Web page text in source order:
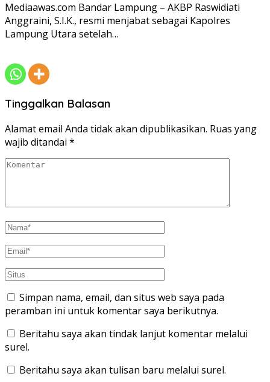
Mediaawas.com Bandar Lampung – AKBP Raswidiati
Anggraini, S.I.K., resmi menjabat sebagai Kapolres
Lampung Utara setelah…
Tinggalkan Balasan
Alamat email Anda tidak akan dipublikasikan. Ruas yang
wajib ditandai *
Simpan nama, email, dan situs web saya pada
peramban ini untuk komentar saya berikutnya.
Beritahu saya akan tindak lanjut komentar melalui
surel.
Beritahu saya akan tulisan baru melalui surel.